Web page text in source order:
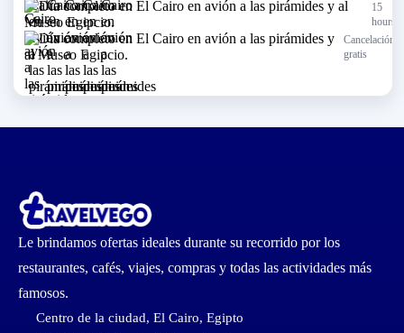
15
hours
Cancelación
gratis
Le brindamos ofertas ideales durante su recorrido por los
restaurantes, cafés, viajes, compras y todas las actividades más
famosos.
Centro de la ciudad, El Cairo, Egipto